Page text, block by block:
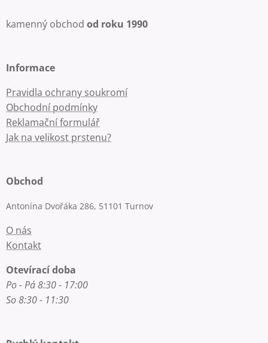
kamenný obchod od roku 1990
Informace
Pravidla ochrany soukromí
Obchodní podmínky
Reklamační formulář
Jak na velikost prstenu?
Obchod
Antonína Dvořáka 286, 51101 Turnov
O nás
Kontakt
Otevírací doba
Po - Pá 8:30 - 17:00
So 8:30 - 11:30